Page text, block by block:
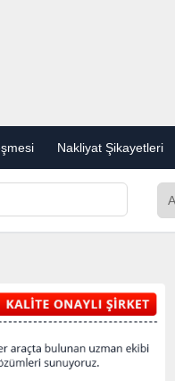
Nakliyat Şikayetleri